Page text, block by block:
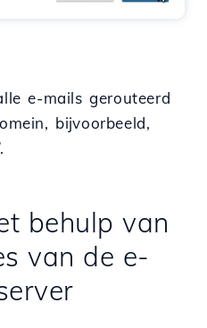
e-mails gerouteerd
bijvoorbeeld,
.
behulp van
van de e-